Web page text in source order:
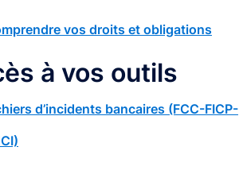
vos droits et obligations
à vos outils
d’incidents bancaires (FCC-FICP-